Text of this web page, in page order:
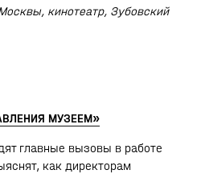
кинотеатр, Зубовский
МУЗЕЕМ»
главные вызовы в работе
как директорам